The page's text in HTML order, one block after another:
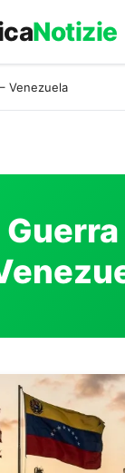
Notizie
Venezuela
Guerra